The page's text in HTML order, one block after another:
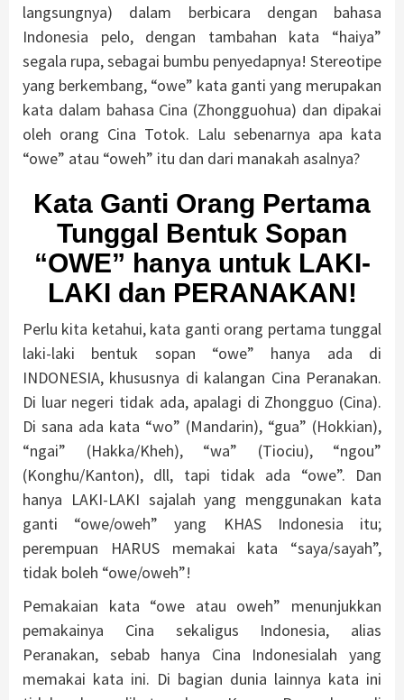
langsungnya) dalam berbicara dengan bahasa
Indonesia pelo, dengan tambahan kata “haiya”
segala rupa, sebagai bumbu penyedapnya! Stereotipe
yang berkembang, “owe” kata ganti yang merupakan
kata dalam bahasa Cina (Zhongguohua) dan dipakai
oleh orang Cina Totok. Lalu sebenarnya apa kata
“owe” atau “oweh” itu dan dari manakah asalnya?
Kata Ganti Orang Pertama
Tunggal Bentuk Sopan
“OWE” hanya untuk LAKI-
LAKI dan PERANAKAN!
Perlu kita ketahui, kata ganti orang pertama tunggal
laki-laki bentuk sopan “owe” hanya ada di
INDONESIA, khususnya di kalangan Cina Peranakan.
Di luar negeri tidak ada, apalagi di Zhongguo (Cina).
Di sana ada kata “wo” (Mandarin), “gua” (Hokkian),
“ngai” (Hakka/Kheh), “wa” (Tiociu), “ngou”
(Konghu/Kanton), dll, tapi tidak ada “owe”. Dan
hanya LAKI-LAKI sajalah yang menggunakan kata
ganti “owe/oweh” yang KHAS Indonesia itu;
perempuan HARUS memakai kata “saya/sayah”,
tidak boleh “owe/oweh”!
Pemakaian kata “owe atau oweh” menunjukkan
pemakainya Cina sekaligus Indonesia, alias
Peranakan, sebab hanya Cina Indonesialah yang
memakai kata ini. Di bagian dunia lainnya kata ini